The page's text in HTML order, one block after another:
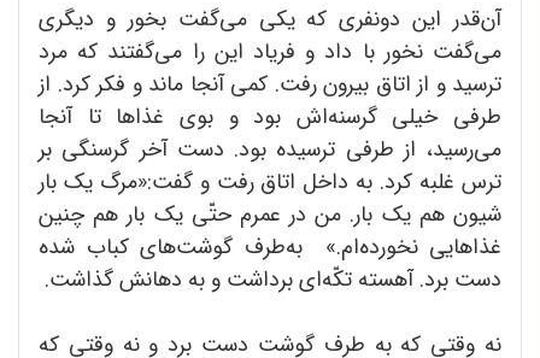
آن‌قدر این دونفری که یکی می‌گفت بخور و دیگری
می‌گفت نخور با داد و فریاد این را می‌گفتند که مرد
ترسید و از اتاق بیرون رفت. کمی آنجا ماند و فکر کرد. از
طرفی خیلی گرسنه‌اش بود و بوی غذاها تا آنجا
می‌رسید، از طرفی ترسیده بود. دست آخر گرسنگی بر
ترس غلبه کرد. به داخل اتاق رفت و گفت:«مرگ یک بار
شیون هم یک بار. من در عمرم حتّی یک بار هم چنین
غذاهایی نخورده‌ام.» به‌طرف گوشت‌های کباب شده
دست برد. آهسته تکّه‌ای برداشت و به دهانش گذاشت.
نه وقتی که به طرف گوشت دست برد و نه وقتی که